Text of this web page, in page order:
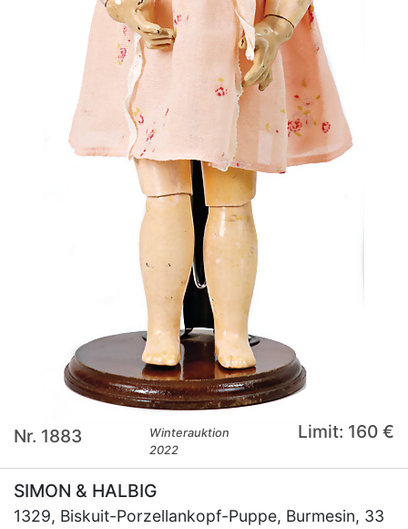
Nr. 1883
Winterauktion
2022
Limit: 160 €
SIMON & HALBIG
1329, Biskuit-Porzellankopf-Puppe, Burmesin, 33